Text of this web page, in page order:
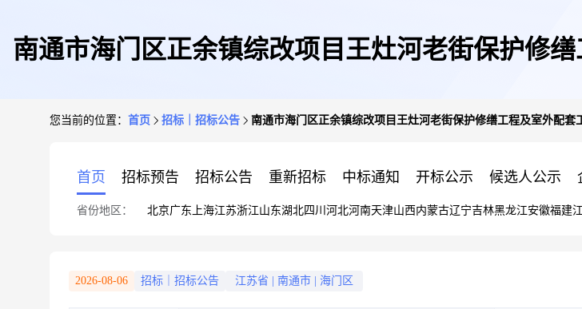
南通市海门区正余镇综改项目王灶河老街保护修
您当前的位置： 首页 招标｜招标公告 南通市海门区正余镇综改项目王灶河老街保护修缮工程及室外配套
首页 招标预告 招标公告 重新招标 中标通知 开标公示 候选人公示
省份地区： 北京广东 上海江苏浙江山东湖北四川 河北河南天津山西内蒙古辽宁吉林黑龙江安徽福建
2026-08-06 招标｜招标公告 江苏省 南通市 海门区